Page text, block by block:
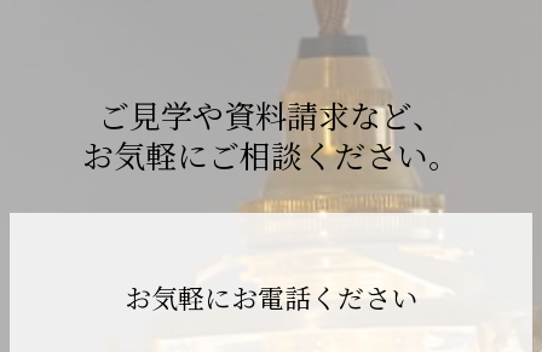
ご見学や資料請求など、
お気軽にご相談ください。
お気軽にお電話ください